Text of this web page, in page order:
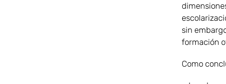
sin
formación
Como